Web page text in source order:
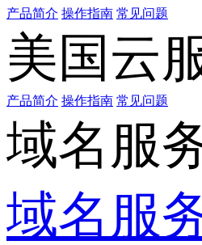
产品简介 操作指南 常见问题
美国云
产品简介 操作指南 常见问题
域名服
域名服